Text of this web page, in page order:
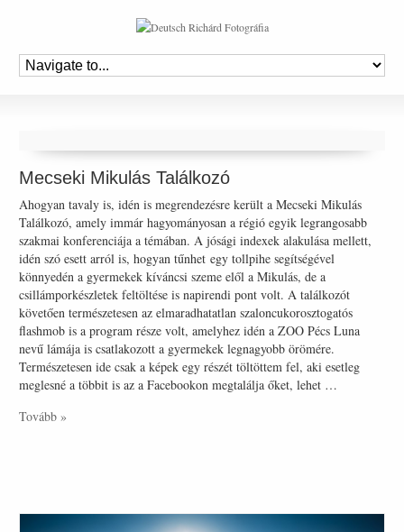
Mecseki Mikulás Találkozó
Ahogyan tavaly is, idén is megrendezésre került a Mecseki Mikulás
Találkozó, amely immár hagyományosan a régió egyik legrangosabb
szakmai konferenciája a témában. A jósági indexek alakulása mellett,
idén szó esett arról is, hogyan tűnhet egy tollpihe segítségével
könnyedén a gyermekek kíváncsi szeme elől a Mikulás, de a
csillámporkészletek feltöltése is napirendi pont volt. A találkozót
követően természetesen az elmaradhatatlan szaloncukorosztogatós
flashmob is a program része volt, amelyhez idén a ZOO Pécs Luna
nevű lámája is csatlakozott a gyermekek legnagyobb örömére.
Természetesen ide csak a képek egy részét töltöttem fel, aki esetleg
meglesné a többit is az a Facebookon megtalálja őket, lehet …
Tovább »